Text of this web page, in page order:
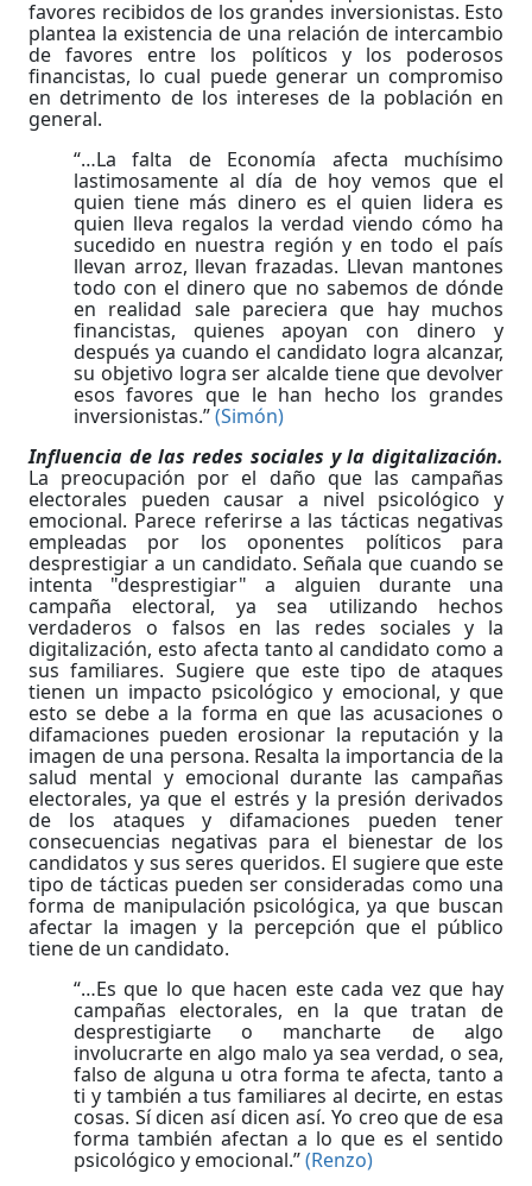
favores recibidos de los grandes inversionistas. Esto
plantea la existencia de una relación de intercambio
de favores entre los políticos y los poderosos
financistas, lo cual puede generar un compromiso
en detrimento de los intereses de la población en
general.
“…La falta de Economía afecta muchísimo
lastimosamente al día de hoy vemos que el
quien tiene más dinero es el quien lidera es
quien lleva regalos la verdad viendo cómo ha
sucedido en nuestra región y en todo el país
llevan arroz, llevan frazadas. Llevan mantones
todo con el dinero que no sabemos de dónde
en realidad sale pareciera que hay muchos
financistas, quienes apoyan con dinero y
después ya cuando el candidato logra alcanzar,
su objetivo logra ser alcalde tiene que devolver
esos favores que le han hecho los grandes
inversionistas.”(Simón)
Influencia de las redes sociales y la digitalización.
La preocupación por el daño que las campañas
electorales pueden causar a nivel psicológico y
emocional. Parece referirse a las tácticas negativas
empleadas por los oponentes políticos para
desprestigiar a un candidato. Señala que cuando se
intenta "desprestigiar" a alguien durante una
campaña electoral, ya sea utilizando hechos
verdaderos o falsos en las redes sociales y la
digitalización, esto afecta tanto al candidato como a
sus familiares. Sugiere que este tipo de ataques
tienen un impacto psicológico y emocional, y que
esto se debe a la forma en que las acusaciones o
difamaciones pueden erosionar la reputación y la
imagen de una persona. Resalta la importancia de la
salud mental y emocional durante las campañas
electorales, ya que el estrés y la presión derivados
de los ataques y difamaciones pueden tener
consecuencias negativas para el bienestar de los
candidatos y sus seres queridos. El sugiere que este
tipo de tácticas pueden ser consideradas como una
forma de manipulación psicológica, ya que buscan
afectar la imagen y la percepción que el público
tiene de un candidato.
“…Es que lo que hacen este cada vez que hay
campañas electorales, en la que tratan de
desprestigiarte o mancharte de algo
involucrarte en algo malo ya sea verdad, o sea,
falso de alguna u otra forma te afecta, tanto a
ti y también a tus familiares al decirte, en estas
cosas. Sí dicen así dicen así. Yo creo que de esa
forma también afectan a lo que es el sentido
psicológico y emocional.”(Renzo)